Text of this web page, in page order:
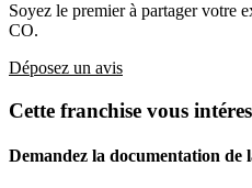
Soyez le premier à partager votre
CO.
Déposez un avis
Cette franchise vous
Demandez la documentation de